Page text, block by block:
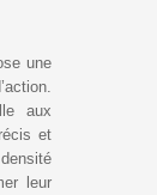
une
aux
et
leur